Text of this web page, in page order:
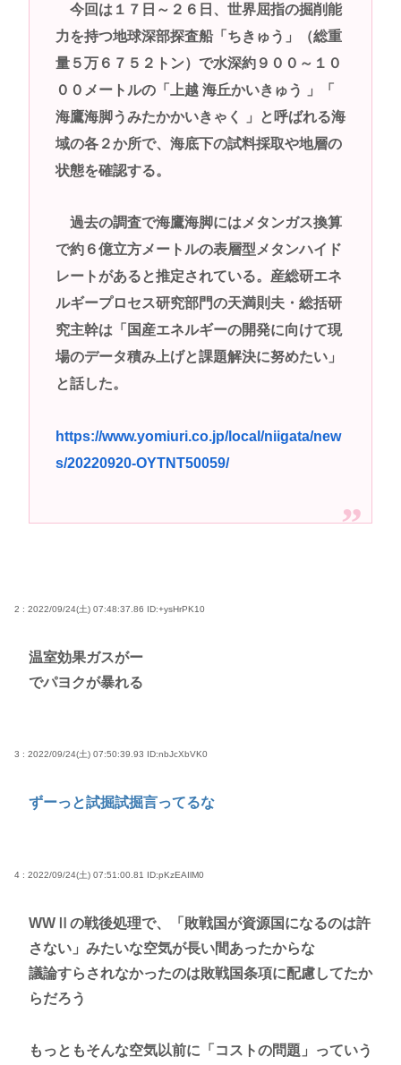
今回は１７日～２６日、世界屈指の掘削能
力を持つ地球深部探査船「ちきゅう」（総重
量５万６７５２トン）で水深約９００～１０
００メートルの「上越 海丘かいきゅう 」「
海鷹海脚うみたかかいきゃく 」と呼ばれる海
域の各２か所で、海底下の試料採取や地層の
状態を確認する。
過去の調査で海鷹海脚にはメタンガス換算
で約６億立方メートルの表層型メタンハイド
レートがあると推定されている。産総研エネ
ルギープロセス研究部門の天満則夫・総括研
究主幹は「国産エネルギーの開発に向けて現
場のデータ積み上げと課題解決に努めたい」
と話した。
https://www.yomiuri.co.jp/local/niigata/new
s/20220920-OYTNT50059/
2 : 2022/09/24(土) 07:48:37.86 ID:+ysHrPK10
温室効果ガスがー
でパヨクが暴れる
3 : 2022/09/24(土) 07:50:39.93 ID:nbJcXbVK0
ずーっと試掘試掘言ってるな
4 : 2022/09/24(土) 07:51:00.81 ID:pKzEAIlM0
WWⅡの戦後処理で、「敗戦国が資源国になるのは許
さない」みたいな空気が長い間あったからな
議論すらされなかったのは敗戦国条項に配慮してたか
らだろう
もっともそんな空気以前に「コストの問題」っていう